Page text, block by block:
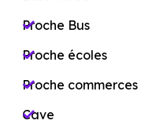
Proche Bus
Proche écoles
Proche commerces
Cave